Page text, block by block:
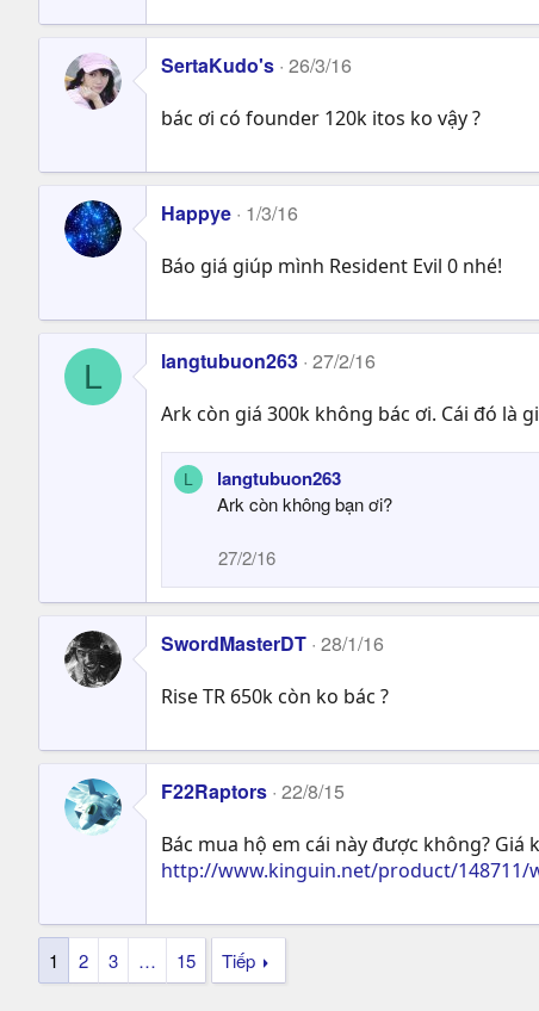
SertaKudo's 26/3/16
bác ơi có founder 120k itos ko vậy ?
Happye 1/3/16
Báo giá giúp mình Resident Evil 0 nhé!
L langtubuon263 27/2/16
Ark còn giá 300k không bác ơi. Cái đó là
L langtubuon263
Ark còn không bạn ơi?
27/2/16
SwordMasterDT 28/1/16
Rise TR 650k còn ko bác ?
F22Raptors 22/8/15
Bác mua hộ em cái này được không? Giá
http://www.kinguin.net/product/148711/
1 2 3 … 15 Tiếp